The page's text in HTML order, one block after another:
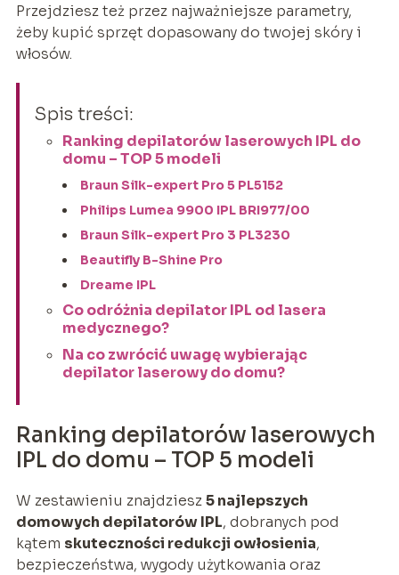
Przejdziesz też przez najważniejsze parametry,
żeby kupić sprzęt dopasowany do twojej skóry i
włosów.
Spis treści:
Ranking depilatorów laserowych IPL do
domu – TOP 5 modeli
Braun Silk-expert Pro 5 PL5152
Philips Lumea 9900 IPL BRI977/00
Braun Silk-expert Pro 3 PL3230
Beautifly B-Shine Pro
Dreame IPL
Co odróżnia depilator IPL od lasera
medycznego?
Na co zwrócić uwagę wybierając
depilator laserowy do domu?
Ranking depilatorów laserowych
IPL do domu – TOP 5 modeli
W zestawieniu znajdziesz5 najlepszych
domowych depilatorów IPL, dobranych pod
kątem skuteczności redukcji owłosienia,
bezpieczeństwa, wygody użytkowania oraz